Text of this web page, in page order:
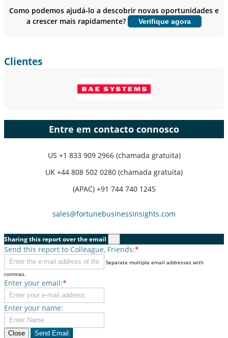
Personalizar agora
Como podemos ajudá-lo a descobrir novas oportunidades e
a crescer mais rapidamente?
Verifique agora
Clientes
Entre em contacto connosco
US +1 833 909 2966 (chamada gratuita)
UK +44 808 502 0280 (chamada gratuita)
(APAC) +91 744 740 1245
sales@fortunebusinessinsights.com
Sharing this report over the email
Send this report to Colleague, Friends:*
Separate multiple email addresses with
commas.
Enter your email:*
Enter your name:
Close Send Email